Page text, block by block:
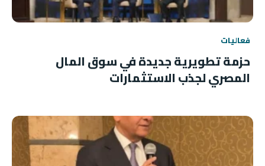
فعاليات
حزمة تطويرية جديدة في سوق المال
المصري لجذب الاستثمارات